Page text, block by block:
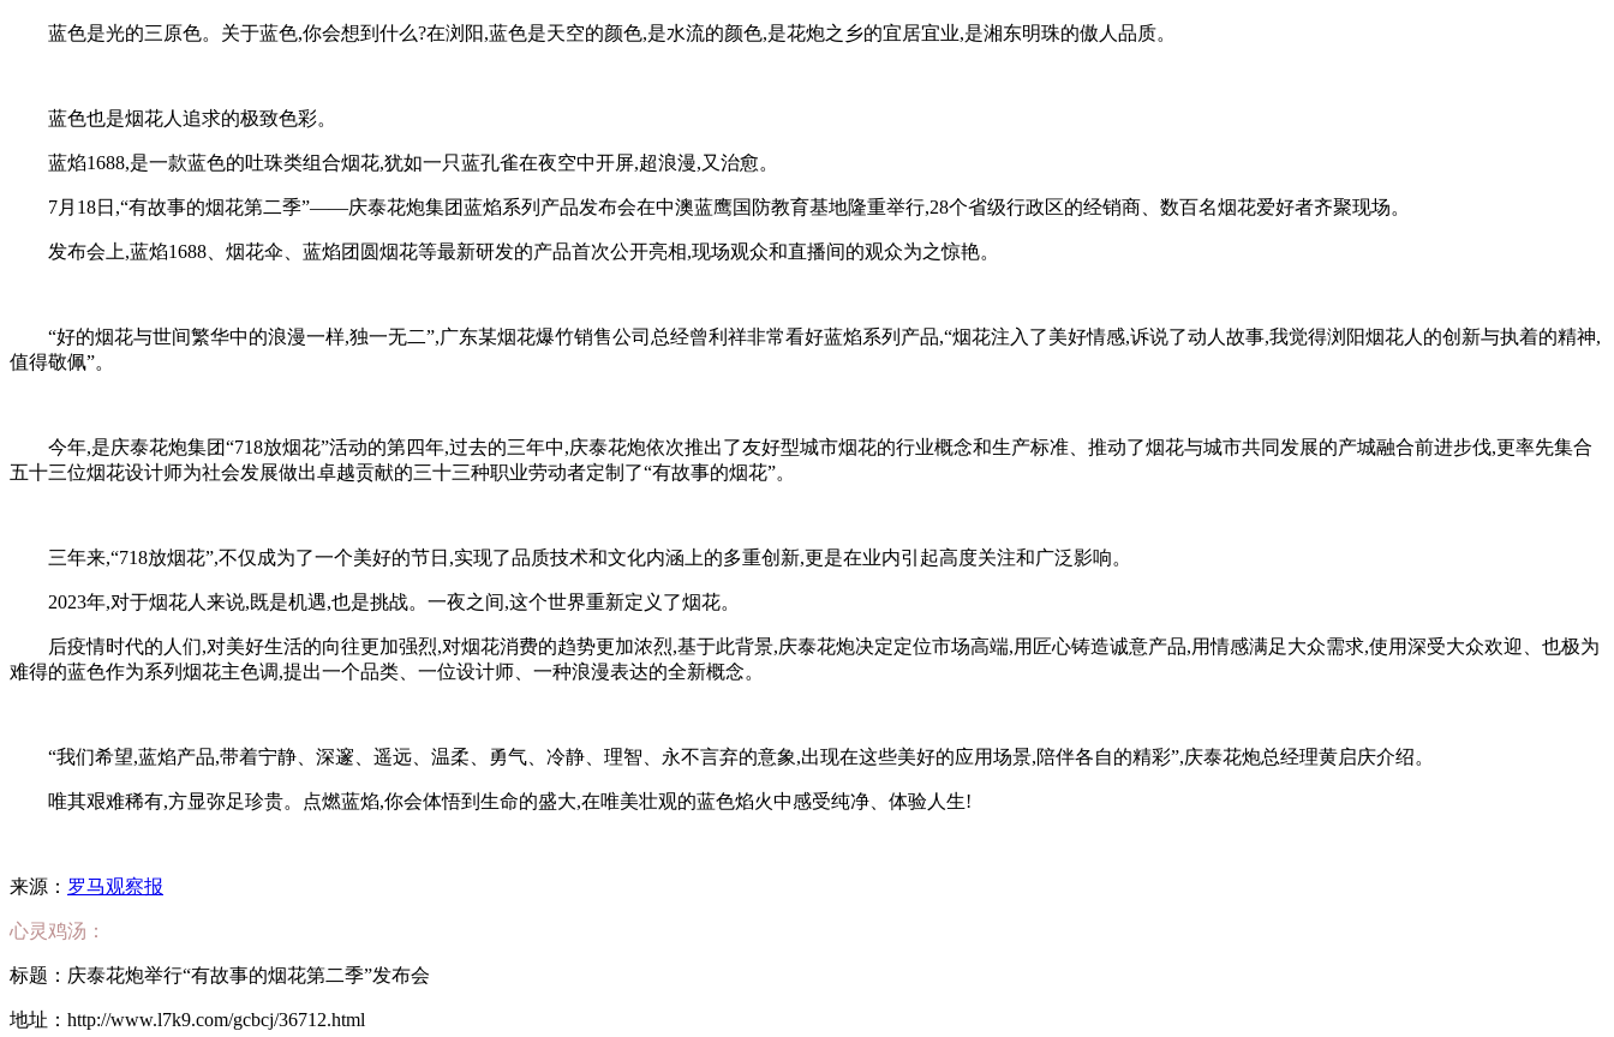
蓝色是光的三原色。关于蓝色,你会想到什么?在浏阳,蓝色是天空的颜色,是水流的颜色,是花炮之乡的宜居宜业,是湘东明珠的傲人品质。
蓝色也是烟花人追求的极致色彩。
蓝焰1688,是一款蓝色的吐珠类组合烟花,犹如一只蓝孔雀在夜空中开屏,超浪漫,又治愈。
7月18日,“有故事的烟花第二季”——庆泰花炮集团蓝焰系列产品发布会在中澳蓝鹰国防教育基地隆重举行,28个省级行政区的经销商、数百名烟花爱好者齐聚现场。
发布会上,蓝焰1688、烟花伞、蓝焰团圆烟花等最新研发的产品首次公开亮相,现场观众和直播间的观众为之惊艳。
“好的烟花与世间繁华中的浪漫一样,独一无二”,广东某烟花爆竹销售公司总经曾利祥非常看好蓝焰系列产品,“烟花注入了美好情感,诉说了动人故事,我觉得浏阳烟花人的创新与执着的精神,
值得敬佩”。
今年,是庆泰花炮集团“718放烟花”活动的第四年,过去的三年中,庆泰花炮依次推出了友好型城市烟花的行业概念和生产标准、推动了烟花与城市共同发展的产城融合前进步伐,更率先集合
五十三位烟花设计师为社会发展做出卓越贡献的三十三种职业劳动者定制了“有故事的烟花”。
三年来,“718放烟花”,不仅成为了一个美好的节日,实现了品质技术和文化内涵上的多重创新,更是在业内引起高度关注和广泛影响。
2023年,对于烟花人来说,既是机遇,也是挑战。一夜之间,这个世界重新定义了烟花。
后疫情时代的人们,对美好生活的向往更加强烈,对烟花消费的趋势更加浓烈,基于此背景,庆泰花炮决定定位市场高端,用匠心铸造诚意产品,用情感满足大众需求,使用深受大众欢迎、也极为
难得的蓝色作为系列烟花主色调,提出一个品类、一位设计师、一种浪漫表达的全新概念。
“我们希望,蓝焰产品,带着宁静、深邃、遥远、温柔、勇气、冷静、理智、永不言弃的意象,出现在这些美好的应用场景,陪伴各自的精彩”,庆泰花炮总经理黄启庆介绍。
唯其艰难稀有,方显弥足珍贵。点燃蓝焰,你会体悟到生命的盛大,在唯美壮观的蓝色焰火中感受纯净、体验人生!
来源： 罗马观察报
心灵鸡汤：
标题：庆泰花炮举行“有故事的烟花第二季”发布会
地址：http://www.l7k9.com/gcbcj/36712.html